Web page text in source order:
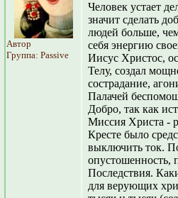
Автор
Группа: Passive
Человек устает
значит сделать
людей больше,
себя энергию
Иисус Христос,
Телу, создал
сострадание,
Палачей
Добро, так как
Миссия Христа -
Кресте было
выключить ток.
опустошенность,
Последствия.
для верующих